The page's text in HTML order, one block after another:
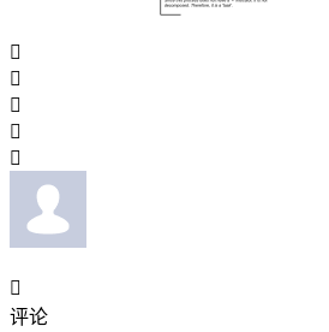






评论